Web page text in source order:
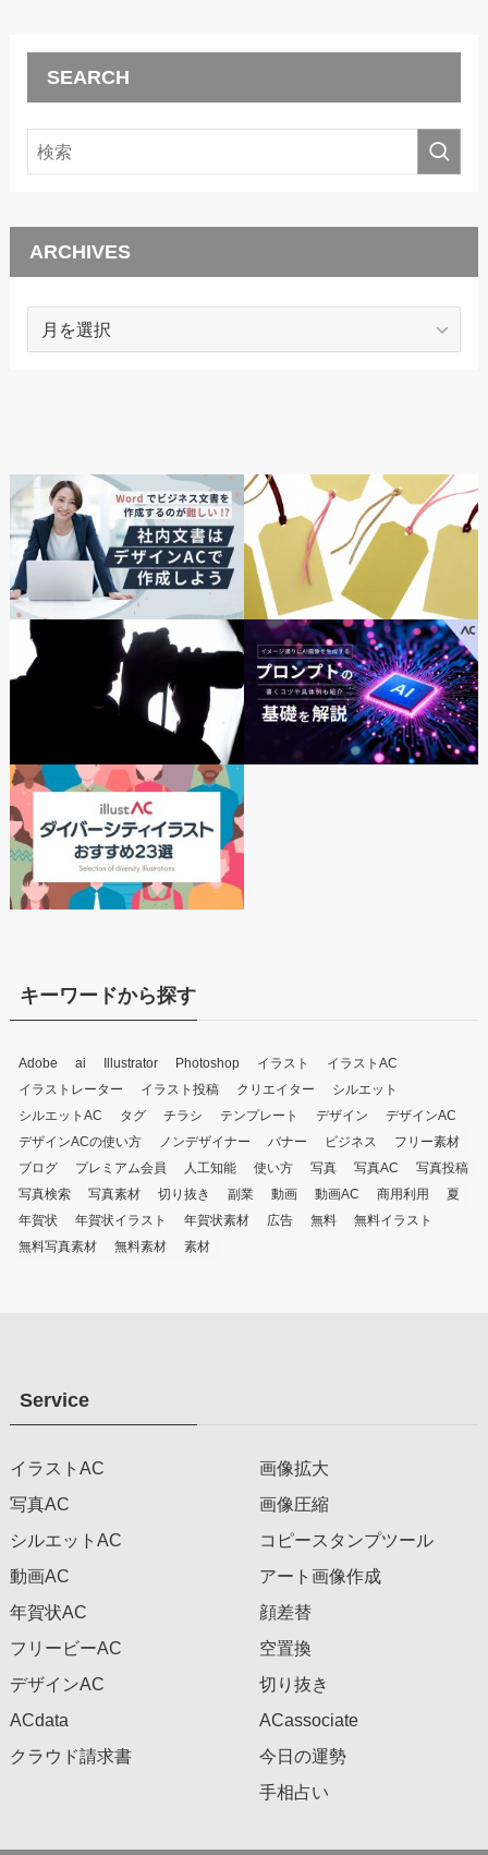
SEARCH
ARCHIVES
ARCHIVES
キーワードから探す
Adobe ai Illustrator Photoshop イラスト
イラストAC
イラストレーター
イラスト投稿 クリエイター
シルエット
シルエットAC
タグ チラシ テンプレート デザイン
デザインAC
デザインACの使い方
ノンデザイナー バナー ビジネス
フリー素材
ブログ
プレミアム会員 人工知能 使い方 写真 写真AC
写真投稿
写真検索
写真素材 切り抜き 副業 動画 動画AC 商用利用
夏
年賀状
年賀状イラスト 年賀状素材 広告 無料
無料イラスト
無料写真素材
無料素材 素材
Service
イラストAC
写真AC
シルエットAC
動画AC
年賀状AC
フリービーAC
デザインAC
ACdata
クラウド請求書
画像拡大
画像圧縮
コピースタンプツール
アート画像作成
顔差替
空置換
切り抜き
ACassociate
今日の運勢
手相占い